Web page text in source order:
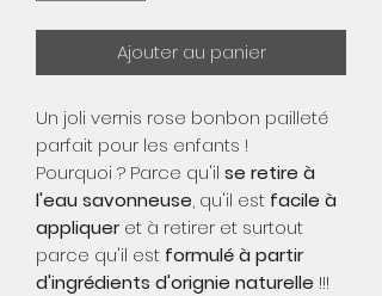
Ajouter au panier
Un joli vernis rose bonbon pailleté
parfait pour les enfants !
Pourquoi ? Parce qu'il se retire à
l'eau savonneuse, qu'il est facile à
appliqueret à retirer et surtout
parce qu'il est formulé à partir
d'ingrédients d'orignie naturelle !!!